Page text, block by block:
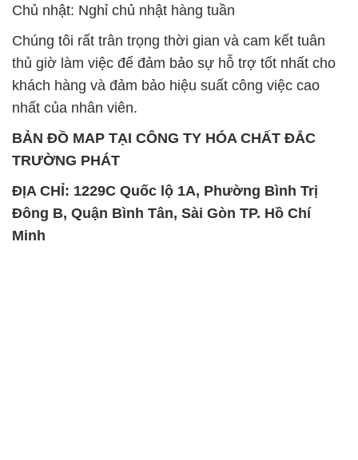
nhất của nhân viên.
BẢN ĐỒ MAP TẠI CÔNG TY HÓA CHẤT ĐẮC
TRƯỜNG PHÁT
ĐỊA CHỈ: 1229C Quốc lộ 1A, Phường Bình Trị
Đông B, Quận Bình Tân, Sài Gòn TP. Hồ Chí
Minh